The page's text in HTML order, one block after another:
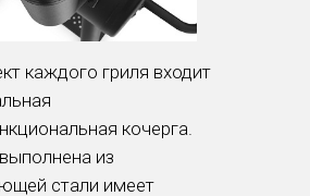
каждого гриля входит
кочерга.
из
стали имеет